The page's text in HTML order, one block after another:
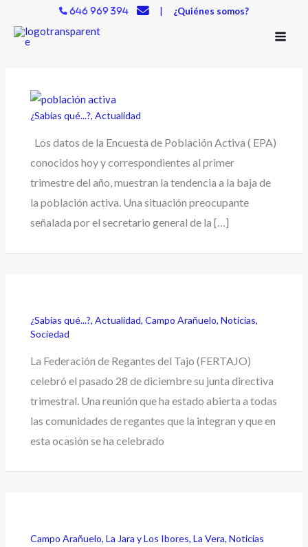
contenido
646 969 394 | ¿Quiénes somos?
¿Sabías qué...?,Actualidad
Los datos de la Encuesta de Población Activa ( EPA)
conocidos hoy y correspondientes al primer
trimestre del año, muestran la tendencia a la baja de
la población activa. Una situación preocupante
señalada por el secretario general de la […]
¿Sabías qué...?,Actualidad,Campo Arañuelo,Noticias,
Sociedad
La Federación de Regantes del Tajo (FERTAJO)
celebró el pasado 28 de diciembre su junta directiva
trimestral. Una reunión que ha estado abierta a todas
las comunidades de regantes que la integran y que en
esta ocasión se ha celebrado
Campo Arañuelo,La Jara y Los Ibores,La Vera,Noticias